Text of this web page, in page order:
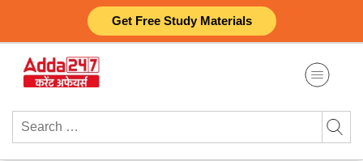
Get Free Study Materials
content
Search